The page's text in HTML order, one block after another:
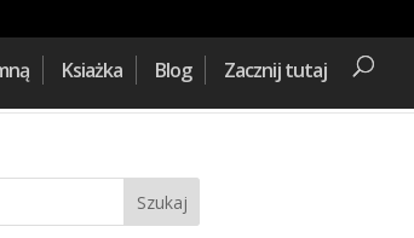
Ksiażka Blog Zacznij tutaj